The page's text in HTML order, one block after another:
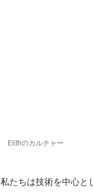
Elithのカルチャー
私たちは技術を中心と